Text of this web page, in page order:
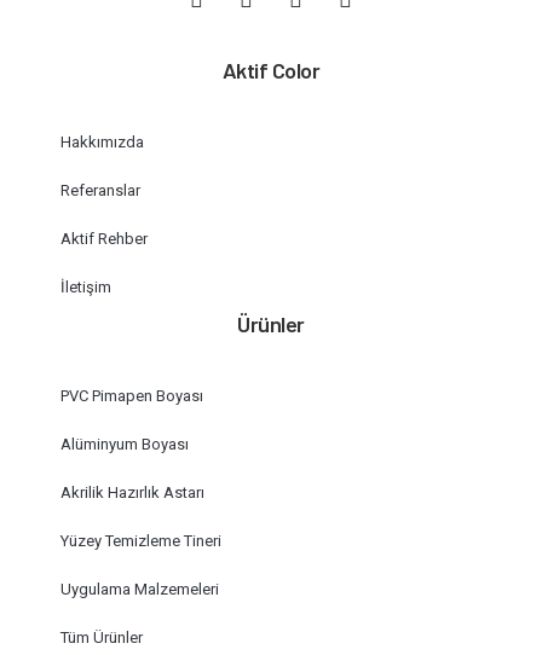
Aktif Color
Hakkımızda
Referanslar
Aktif Rehber
İletişim
Ürünler
PVC Pimapen Boyası
Alüminyum Boyası
Akrilik Hazırlık Astarı
Yüzey Temizleme Tineri
Uygulama Malzemeleri
Tüm Ürünler